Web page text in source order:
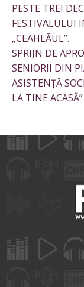
PESTE TREI
FESTIVALULUI
„CEAHLĂUL”.
SPRIJN DE
SENIORII DIN
ASISTENȚĂ
LA TINE ACASĂ”